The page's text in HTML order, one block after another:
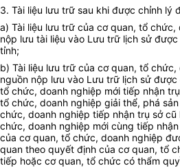
3. Tài liệu lưu trữ sau khi được chỉnh lý
a) Tài liệu lưu trữ của cơ quan, tổ
nộp lưu tài liệu vào Lưu trữ lịch sử
tỉnh;
b) Tài liệu lưu trữ của cơ quan, tổ
nguồn nộp lưu vào Lưu trữ lịch sử
tổ chức, doanh nghiệp mới tiếp nhận
tổ chức, doanh nghiệp giải thể, phá
chức, doanh nghiệp tiếp nhận trụ sở
chức, doanh nghiệp mới cùng tiếp
của cơ quan, tổ chức, doanh nghiệp
quan theo quyết định của cơ quan, tổ
tiếp hoặc cơ quan, tổ chức có thẩm